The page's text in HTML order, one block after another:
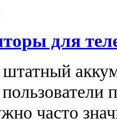
для
часто